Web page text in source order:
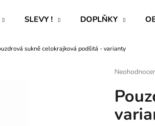
SLEVY ! DOPLŇKY
sukně celokrajková podšitá - varianty
Průměrné
produktu
je
z
Co potřebujete najít?
HLEDAT